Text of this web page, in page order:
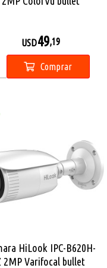
USD49,19
Comprar
HiLook IPC-B620H-
2MP Varifocal bullet